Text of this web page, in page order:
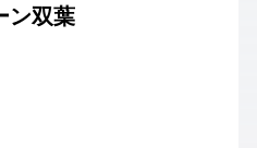
ン双葉